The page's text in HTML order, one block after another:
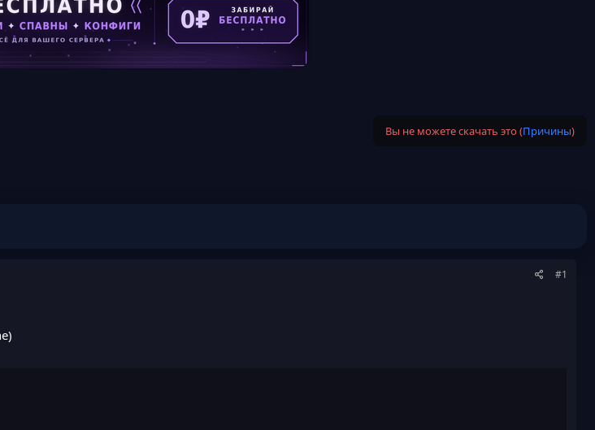
Вы не можете скачать это (Причины)
#1